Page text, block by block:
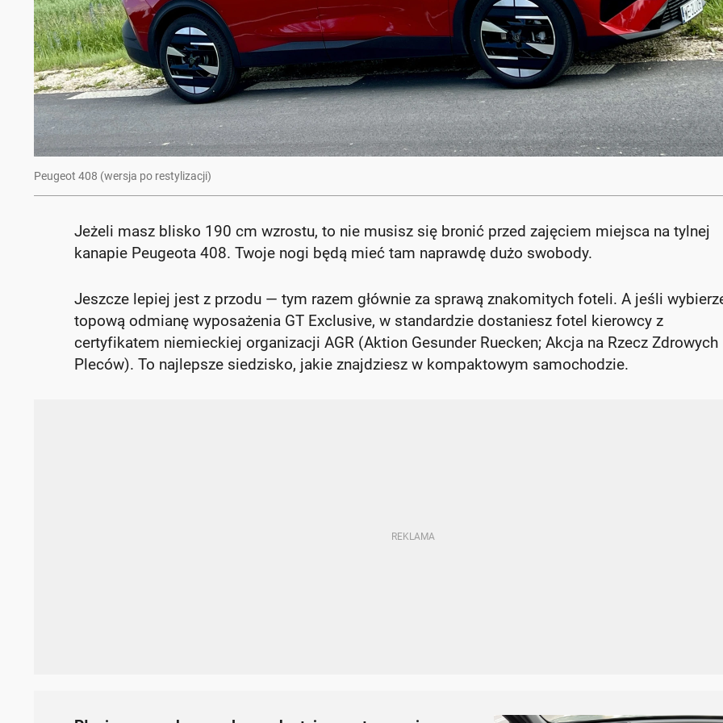
Peugeot 408 (wersja po restylizacji)
Jeżeli masz blisko 190 cm wzrostu, to nie musisz się bronić przed zajęciem miejsca na tylnej
kanapie Peugeota 408. Twoje nogi będą mieć tam naprawdę dużo swobody.
Jeszcze lepiej jest z przodu — tym razem głównie za sprawą znakomitych foteli. A jeśli
topową odmianę wyposażenia GT Exclusive, w standardzie dostaniesz fotel kierowcy z
certyfikatem niemieckiej organizacji AGR (Aktion Gesunder Ruecken; Akcja na Rzecz Zdrowych
Pleców). To najlepsze siedzisko, jakie znajdziesz w kompaktowym samochodzie.